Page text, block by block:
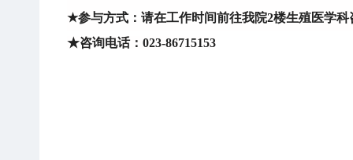
★参与方式：请在工作时间前往我院2楼生殖医学科
★咨询电话：023-86715153